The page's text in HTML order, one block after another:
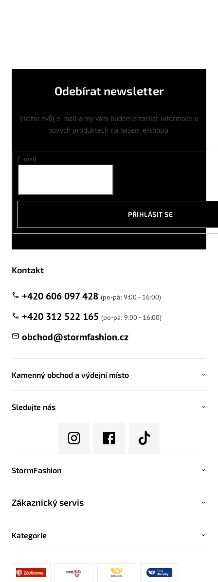
Odebírat newsletter
Vložte svůj e-mail a my vám budeme zasílat informace o
nových produktech na našem e-shopu.
E-mail
PŘIHLÁSIT SE
Kontakt
obchod@stormfashion.cz
+420 606 097 428
+420 312 522 165
Kamenný obchod a výdejní místo
Sledujte nás
StormFashion
Zákaznický servis
Kategorie